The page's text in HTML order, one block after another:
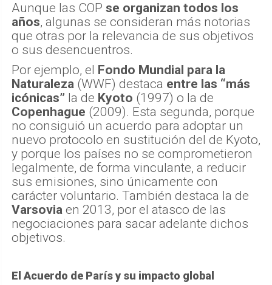
Aunque las COP se organizan todos los
años, algunas se consideran más notorias
que otras por la relevancia de sus objetivos
o sus desencuentros.
Por ejemplo, el Fondo Mundial para la
Naturaleza (WWF) destaca entre las “más
icónicas” la de Kyoto (1997) o la de
Copenhague (2009). Esta segunda, porque
no consiguió un acuerdo para adoptar un
nuevo protocolo en sustitución del de Kyoto,
y porque los países no se comprometieron
legalmente, de forma vinculante, a reducir
sus emisiones, sino únicamente con
carácter voluntario. También destaca la de
Varsovia en 2013, por el atasco de las
negociaciones para sacar adelante dichos
objetivos.
El Acuerdo de París y su impacto global